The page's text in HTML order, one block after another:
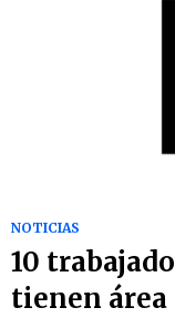
NOTICIAS
10
tienen